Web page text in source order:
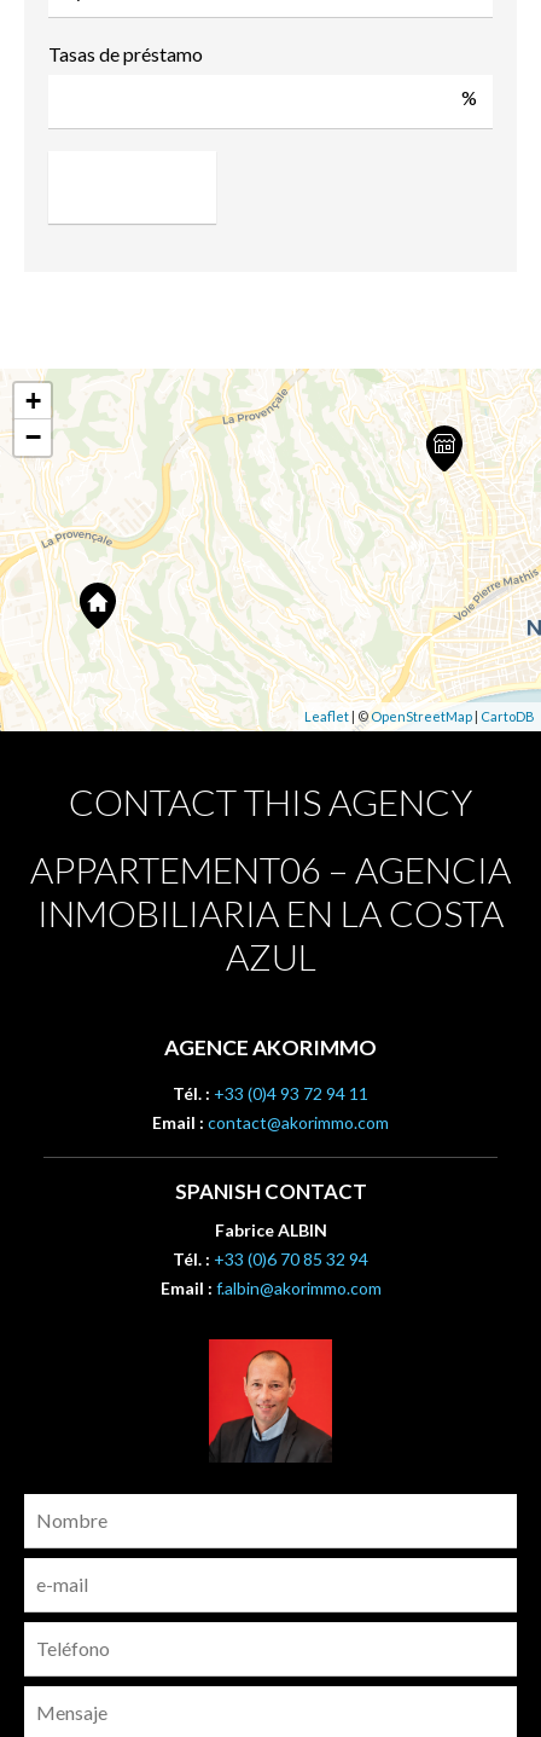
Tasas de préstamo
%
+
−
Leaflet| ©OpenStreetMap | CartoDB
CONTACT THIS AGENCY
APPARTEMENT06 – AGENCIA
INMOBILIARIA EN LA COSTA
AZUL
AGENCE AKORIMMO
Tél. : +33 (0)4 93 72 94 11
Email : contact@akorimmo.com
SPANISH CONTACT
Fabrice ALBIN
Tél. : +33 (0)6 70 85 32 94
Email : f.albin@akorimmo.com